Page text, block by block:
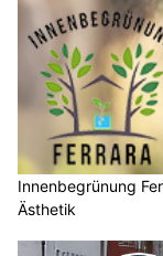
Innenbegrünung
Ästhetik